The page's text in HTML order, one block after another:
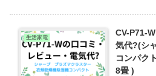
生活家電
CV-P71-
気代?(シ
コンパク
8畳 )